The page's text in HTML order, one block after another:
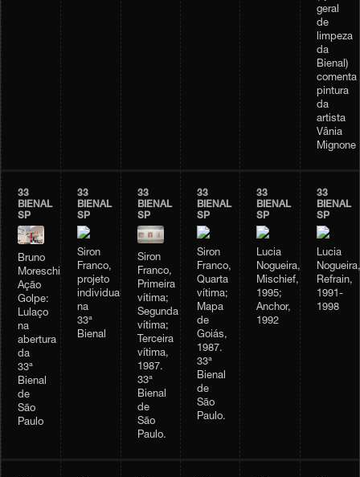
geral
de
limpeza
da
Bienal)
comenta
pintura
da
artista
Vânia
Mignone
33
BIENAL
SP
Bruno
Moreschi,
Ação
Golpe:
Lulaço
na
abertura
da
33ª
Bienal
de
São
Paulo
33
BIENAL
SP
Siron
Franco,
projeto
individual
na
33ª
Bienal
33
BIENAL
SP
Siron
Franco,
Primeira
vítima;
Segunda
vítima;
Terceira
vítima,
1987.
33ª
Bienal
de
São
Paulo.
33
BIENAL
SP
Siron
Franco,
Quarta
vítima;
Mapa
de
Goiás,
1987.
33ª
Bienal
de
São
Paulo.
33
BIENAL
SP
Lucia
Nogueira,
Mischief,
1995;
Anchor,
1992
33
BIENAL
SP
Lucia
Nogueira,
Refrain,
1991-
1998